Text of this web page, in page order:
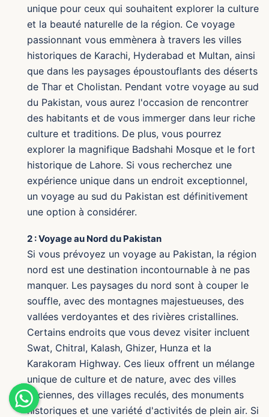
unique pour ceux qui souhaitent explorer la culture
et la beauté naturelle de la région. Ce voyage
passionnant vous emmènera à travers les villes
historiques de Karachi, Hyderabad et Multan, ainsi
que dans les paysages époustouflants des déserts
de Thar et Cholistan. Pendant votre voyage au sud
du Pakistan, vous aurez l'occasion de rencontrer
des habitants et de vous immerger dans leur riche
culture et traditions. De plus, vous pourrez
explorer la magnifique Badshahi Mosque et le fort
historique de Lahore. Si vous recherchez une
expérience unique dans un endroit exceptionnel,
un voyage au sud du Pakistan est définitivement
une option à considérer.
2 : Voyage au Nord du Pakistan
Si vous prévoyez un voyage au Pakistan, la région
nord est une destination incontournable à ne pas
manquer. Les paysages du nord sont à couper le
souffle, avec des montagnes majestueuses, des
vallées verdoyantes et des rivières cristallines.
Certains endroits que vous devez visiter incluent
Swat, Chitral, Kalash, Ghizer, Hunza et la
Karakoram Highway. Ces lieux offrent un mélange
unique de culture et de nature, avec des villes
anciennes, des villages reculés, des monuments
historiques et une variété d'activités de plein air. Si